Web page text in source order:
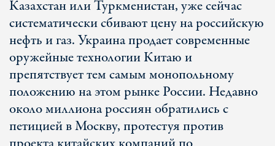
Казахстан или Туркменистан, уже сейчас
систематически сбивают цену на российскую
нефть и газ. Украина продает современные
оружейные технологии Китаю и
препятствует тем самым монопольному
положению на этом рынке России. Недавно
около миллиона россиян обратились с
петицией в Москву, протестуя против